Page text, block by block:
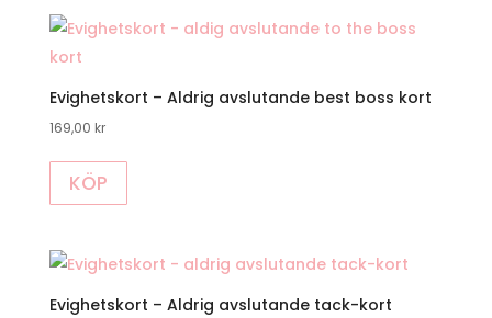
Evighetskort – Aldrig avslutande best boss kort
169,00 kr
KÖP
Evighetskort – Aldrig avslutande tack-kort